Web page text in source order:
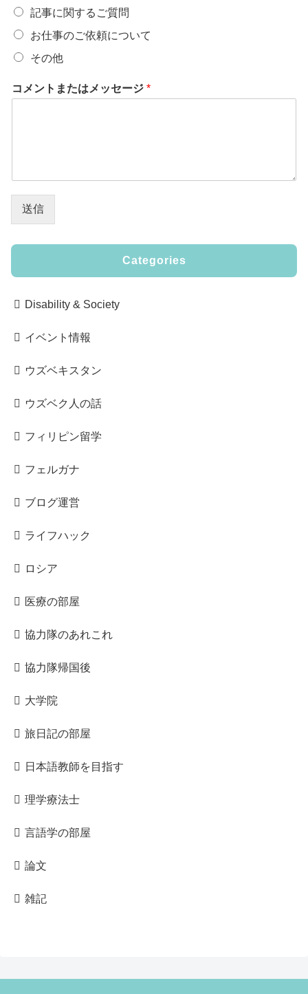
記事に関するご質問
お仕事のご依頼について
その他
コメントまたはメッセージ *
送信
Categories
Disability & Society
イベント情報
ウズベキスタン
ウズベク人の話
フィリピン留学
フェルガナ
ブログ運営
ライフハック
ロシア
医療の部屋
協力隊のあれこれ
協力隊帰国後
大学院
旅日記の部屋
日本語教師を目指す
理学療法士
言語学の部屋
論文
雑記